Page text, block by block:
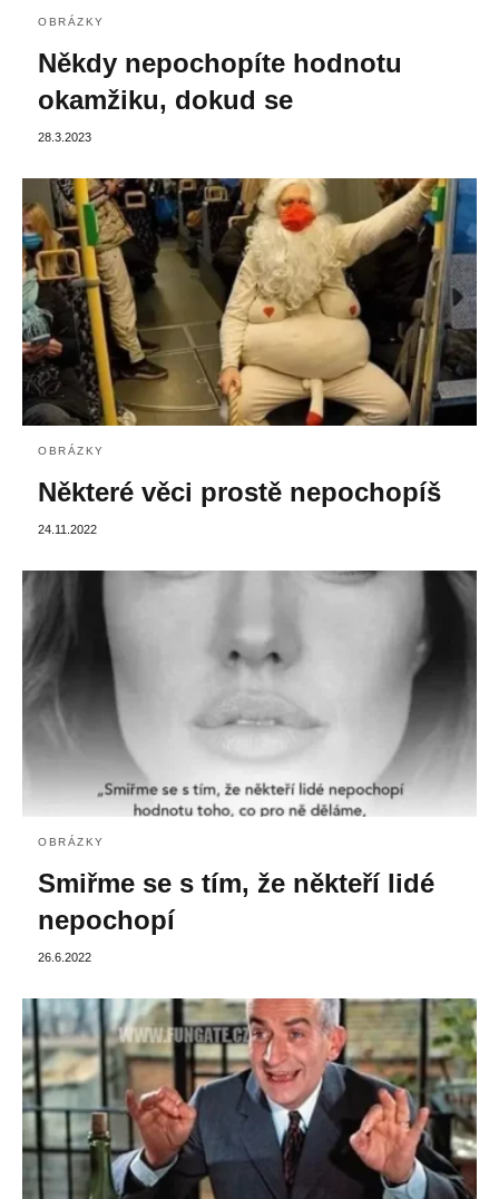
OBRÁZKY
Někdy nepochopíte hodnotu
okamžiku, dokud se
28.3.2023
OBRÁZKY
Některé věci prostě nepochopíš
24.11.2022
OBRÁZKY
Smiřme se s tím, že někteří lidé
nepochopí
26.6.2022